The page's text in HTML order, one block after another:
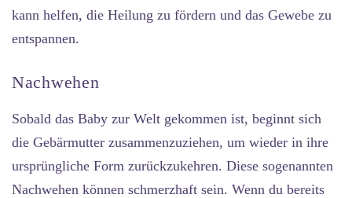
kann helfen, die Heilung zu fördern und das Gewebe zu
entspannen.
Nachwehen
Sobald das Baby zur Welt gekommen ist, beginnt sich
die Gebärmutter zusammenzuziehen, um wieder in ihre
ursprüngliche Form zurückzukehren. Diese sogenannten
Nachwehen können schmerzhaft sein. Wenn du bereits